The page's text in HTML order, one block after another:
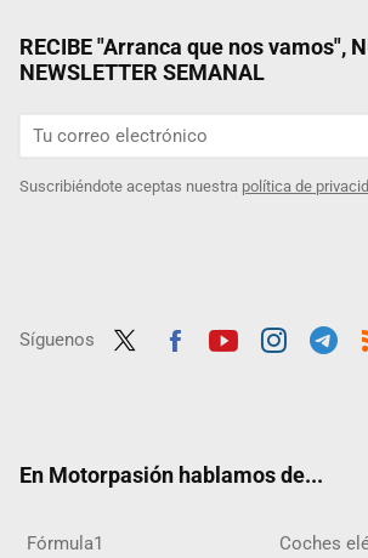
RECIBE "Arranca que nos vamos",
NEWSLETTER SEMANAL
Suscribiéndote aceptas nuestra política de
Síguenos
En Motorpasión hablamos de...
Fórmula1 Coches